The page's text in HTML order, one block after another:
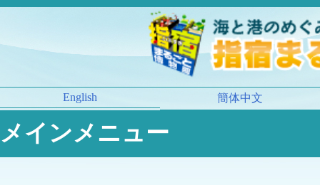
English 簡体中文
メインメニュー